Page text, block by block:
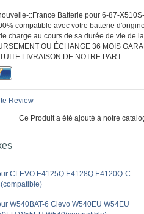
::France Batterie pour 6-87-
compatible avec votre batterie d'origine
charge au cours de sa durée de vie de
OU ÉCHANGE 36 MOIS
LIVRAISON DE NOTRE PART.
Review
Ce Produit a été ajouté à notre
CLEVO E4125Q E4128Q E4120Q-C
W540BAT-6 Clevo W540EU W54EU